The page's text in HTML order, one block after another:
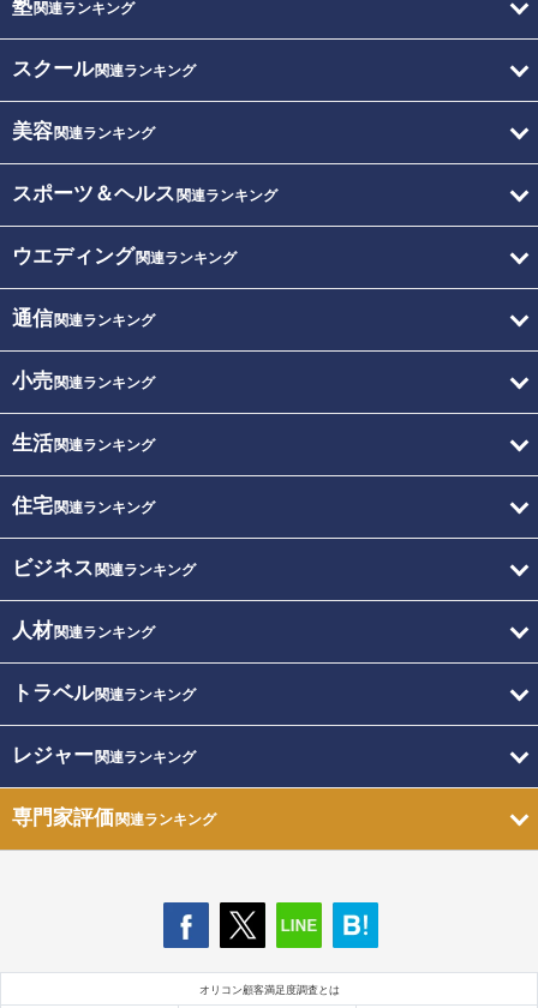
塾関連ランキング
スクール関連ランキング
美容関連ランキング
スポーツ＆ヘルス 関連ランキング
ウエディング関連ランキング
通信関連ランキング
小売関連ランキング
生活関連ランキング
住宅関連ランキング
ビジネス 関連ランキング
人材関連ランキング
トラベル関連ランキング
レジャー関連ランキング
専門家評価関連ランキング
オリコン顧客満足度調査とは